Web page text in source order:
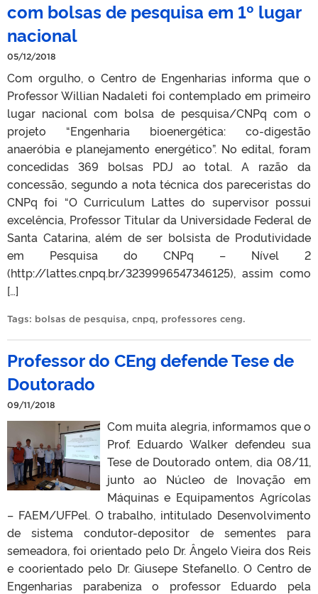
com bolsas de pesquisa em 1º lugar
nacional
05/12/2018
Com orgulho, o Centro de Engenharias informa que o
Professor Willian Nadaleti foi contemplado em primeiro
lugar nacional com bolsa de pesquisa/CNPq com o
projeto “Engenharia bioenergética: co-digestão
anaeróbia e planejamento energético”. No edital, foram
concedidas 369 bolsas PDJ ao total. A razão da
concessão, segundo a nota técnica dos pareceristas do
CNPq foi “O Curriculum Lattes do supervisor possui
excelência, Professor Titular da Universidade Federal de
Santa Catarina, além de ser bolsista de Produtividade
em Pesquisa do CNPq – Nível 2
(http://lattes.cnpq.br/3239996547346125), assim como
[…]
Tags: bolsas de pesquisa, cnpq, professores ceng.
Professor do CEng defende Tese de
Doutorado
09/11/2018
Com muita alegria, informamos que o
Prof. Eduardo Walker defendeu sua
Tese de Doutorado ontem, dia 08/11,
junto ao Núcleo de Inovação em
Máquinas e Equipamentos Agrícolas
– FAEM/UFPel. O trabalho, intitulado Desenvolvimento
de sistema condutor-depositor de sementes para
semeadora, foi orientado pelo Dr. Ângelo Vieira dos Reis
e coorientado pelo Dr. Giusepe Stefanello. O Centro de
Engenharias parabeniza o professor Eduardo pela